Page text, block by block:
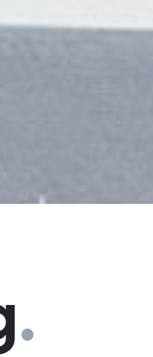
.